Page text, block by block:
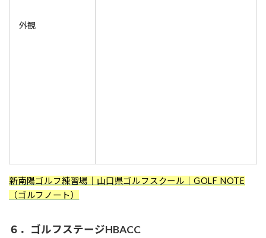
外観
新南陽ゴルフ練習場｜山口県ゴルフスクール｜GOLF NOTE
（ゴルフノート）
６．ゴルフステージHBACC